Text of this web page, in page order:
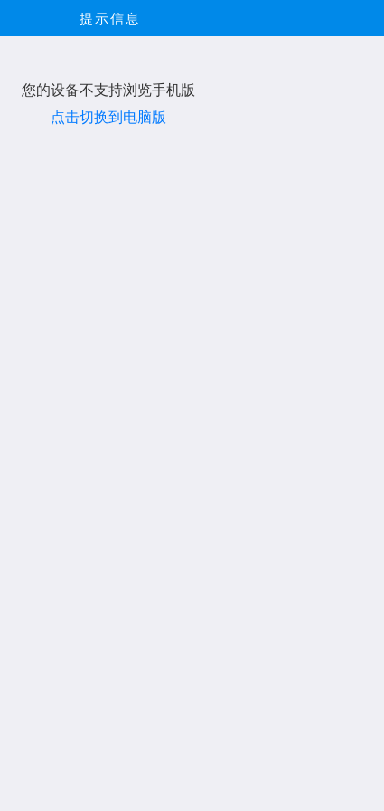
提示信息
您的设备不支持浏览手机版
点击切换到电脑版